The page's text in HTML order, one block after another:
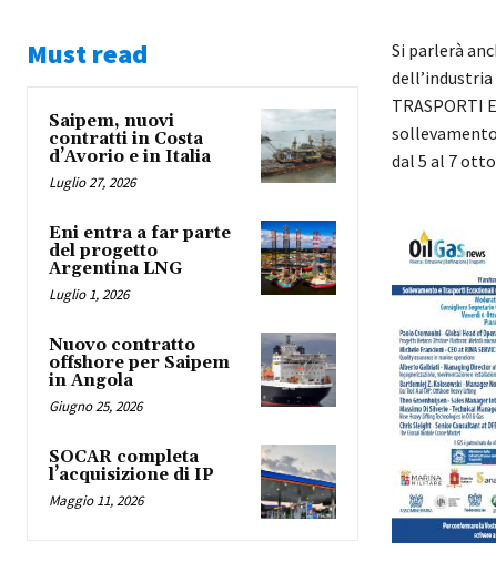
Must read
Saipem, nuovi
contratti in Costa
d’Avorio e in Italia
Luglio 27, 2026
Eni entra a far parte
del progetto
Argentina LNG
Luglio 1, 2026
Nuovo contratto
offshore per Saipem
in Angola
Giugno 25, 2026
SOCAR completa
l’acquisizione di IP
Maggio 11, 2026
Si parlerà
dell’industria
TRASPORTI
dal 5 al 7